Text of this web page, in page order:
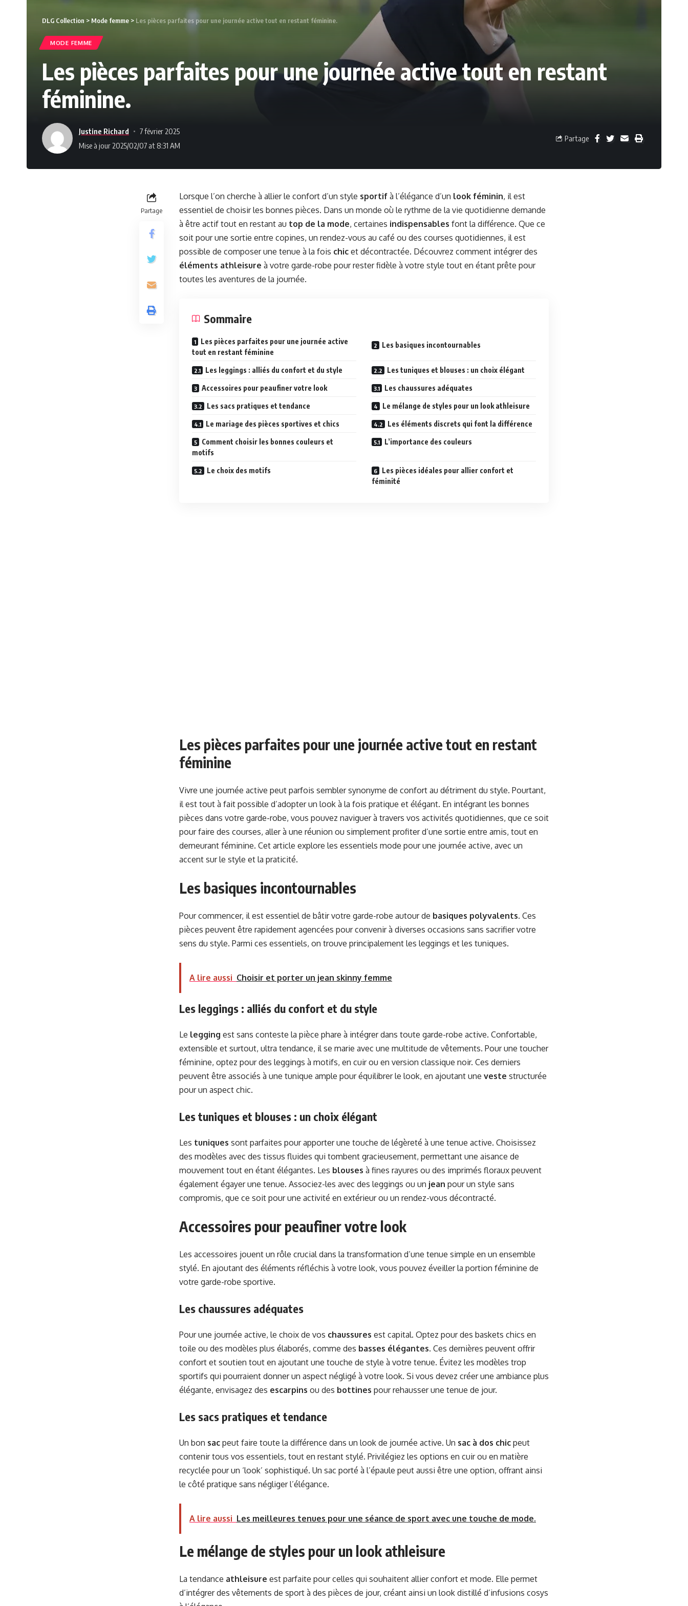
DLG Collection > Mode femme > Les pièces parfaites pour une journée active tout en restant féminine.
MODE FEMME
Les pièces parfaites pour une journée active tout en restant
féminine.
Justine Richard
7 février 2025
Mise à jour 2025/02/07 at 8:31 AM
Partage
Partage
Lorsque l’on cherche à allier le confort d’un style sportif à l’élégance d’un look féminin, il est
essentiel de choisir les bonnes pièces. Dans un monde où le rythme de la vie quotidienne demande
à être actif tout en restant au top de la mode, certaines indispensables font la différence. Que ce
soit pour une sortie entre copines, un rendez-vous au café ou des courses quotidiennes, il est
possible de composer une tenue à la fois chic et décontractée. Découvrez comment intégrer des
éléments athleisure à votre garde-robe pour rester fidèle à votre style tout en étant prête pour
toutes les aventures de la journée.
Sommaire
Les pièces parfaites pour une journée active
tout en restant féminine
Les basiques incontournables
Les leggings : alliés du confort et du style Les tuniques et blouses : un choix élégant
Accessoires pour peaufiner votre look Les chaussures adéquates
Les sacs pratiques et tendance Le mélange de styles pour un look athleisure
Le mariage des pièces sportives et chics Les éléments discrets qui font la différence
Comment choisir les bonnes couleurs et
motifs
L’importance des couleurs
Le choix des motifs
Les pièces idéales pour allier confort et
féminité
Les pièces parfaites pour une journée active tout en restant
féminine
Vivre une journée active peut parfois sembler synonyme de confort au détriment du style. Pourtant,
il est tout à fait possible d’adopter un look à la fois pratique et élégant. En intégrant les bonnes
pièces dans votre garde-robe, vous pouvez naviguer à travers vos activités quotidiennes, que ce soit
pour faire des courses, aller à une réunion ou simplement profiter d’une sortie entre amis, tout en
demeurant féminine. Cet article explore les essentiels mode pour une journée active, avec un
accent sur le style et la praticité.
Les basiques incontournables
Pour commencer, il est essentiel de bâtir votre garde-robe autour de basiques polyvalents. Ces
pièces peuvent être rapidement agencées pour convenir à diverses occasions sans sacrifier votre
sens du style. Parmi ces essentiels, on trouve principalement les leggings et les tuniques.
A lire aussi Choisir et porter un jean skinny femme
Les leggings : alliés du confort et du style
Le legging est sans conteste la pièce phare à intégrer dans toute garde-robe active. Confortable,
extensible et surtout, ultra tendance, il se marie avec une multitude de vêtements. Pour une toucher
féminine, optez pour des leggings à motifs, en cuir ou en version classique noir. Ces derniers
peuvent être associés à une tunique ample pour équilibrer le look, en ajoutant une veste structurée
pour un aspect chic.
Les tuniques et blouses : un choix élégant
Les tuniques sont parfaites pour apporter une touche de légèreté à une tenue active. Choisissez
des modèles avec des tissus fluides qui tombent gracieusement, permettant une aisance de
mouvement tout en étant élégantes. Les blouses à fines rayures ou des imprimés floraux peuvent
également égayer une tenue. Associez-les avec des leggings ou un jean pour un style sans
compromis, que ce soit pour une activité en extérieur ou un rendez-vous décontracté.
Accessoires pour peaufiner votre look
Les accessoires jouent un rôle crucial dans la transformation d’une tenue simple en un ensemble
stylé. En ajoutant des éléments réfléchis à votre look, vous pouvez éveiller la portion féminine de
votre garde-robe sportive.
Les chaussures adéquates
Pour une journée active, le choix de vos chaussures est capital. Optez pour des baskets chics en
toile ou des modèles plus élaborés, comme des basses élégantes. Ces dernières peuvent offrir
confort et soutien tout en ajoutant une touche de style à votre tenue. Évitez les modèles trop
sportifs qui pourraient donner un aspect négligé à votre look. Si vous devez créer une ambiance plus
élégante, envisagez des escarpins ou des bottines pour rehausser une tenue de jour.
Les sacs pratiques et tendance
Un bon sac peut faire toute la différence dans un look de journée active. Un sac à dos chic peut
contenir tous vos essentiels, tout en restant stylé. Privilégiez les options en cuir ou en matière
recyclée pour un ‘look’ sophistiqué. Un sac porté à l’épaule peut aussi être une option, offrant ainsi
le côté pratique sans négliger l’élégance.
A lire aussi Les meilleures tenues pour une séance de sport avec une touche de mode.
Le mélange de styles pour un look athleisure
La tendance athleisure est parfaite pour celles qui souhaitent allier confort et mode. Elle permet
d’intégrer des vêtements de sport à des pièces de jour, créant ainsi un look distillé d’infusions cosys